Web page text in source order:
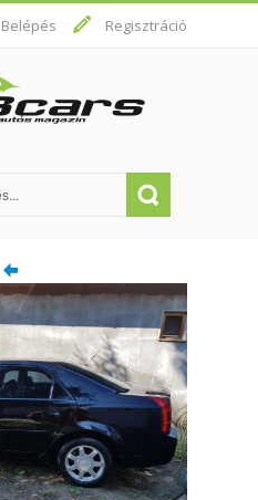
Belépés Regisztráció